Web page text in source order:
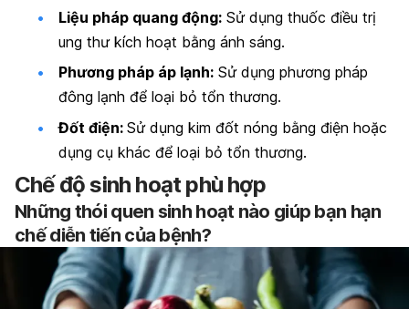
Liệu pháp quang động: Sử dụng thuốc điều trị
ung thư kích hoạt bằng ánh sáng.
Phương pháp áp lạnh: Sử dụng phương pháp
đông lạnh để loại bỏ tổn thương.
Đốt điện: Sử dụng kim đốt nóng bằng điện hoặc
dụng cụ khác để loại bỏ tổn thương.
Chế độ sinh hoạt phù hợp
Những thói quen sinh hoạt nào giúp bạn hạn
chế diễn tiến của bệnh?